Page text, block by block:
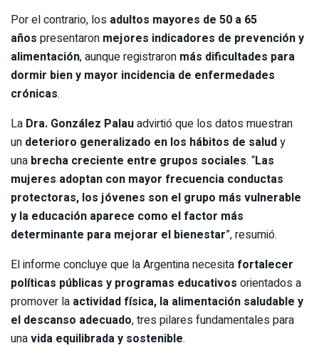
Por el contrario, los adultos mayores de 50 a 65
años presentaron mejores indicadores de prevención y
alimentación, aunque registraron más dificultades para
dormir bien y mayor incidencia de enfermedades
crónicas.
La Dra. González Palauadvirtió que los datos muestran
un deterioro generalizado en los hábitos de saludy
una brecha creciente entre grupos sociales. “Las
mujeres adoptan con mayor frecuencia conductas
protectoras, los jóvenes son el grupo más vulnerable
y la educación aparece como el factor más
determinante para mejorar el bienestar”, resumió.
El informe concluye que la Argentina necesita fortalecer
políticas públicas y programas educativos orientados a
promover la actividad física, la alimentación saludable y
el descanso adecuado, tres pilares fundamentales para
unavida equilibrada y sostenible.